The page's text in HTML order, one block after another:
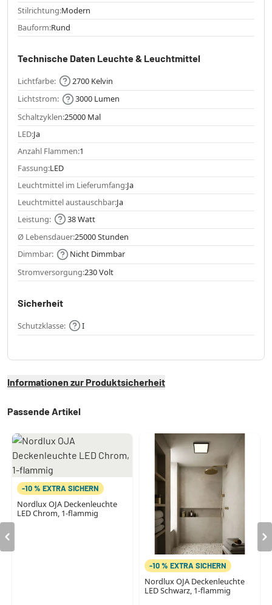
Stilrichtung:Modern
Bauform:Rund
Technische Daten Leuchte & Leuchtmittel
Lichtfarbe:
2700 Kelvin
Lichtstrom:
3000 Lumen
Schaltzyklen:25000 Mal
LED:Ja
Anzahl Flammen:1
Fassung:LED
Leuchtmittel im Lieferumfang:Ja
Leuchtmittel austauschbar:Ja
Leistung:
38 Watt
Ø Lebensdauer:25000 Stunden
Dimmbar:
Nicht Dimmbar
Stromversorgung:230 Volt
Sicherheit
Schutzklasse: I
Informationen zur Produktsicherheit
Passende Artikel
-10 % EXTRA SICHERN
Nordlux OJA Deckenleuchte
LED Chrom, 1-flammig
-10 % EXTRA SICHERN
Nordlux OJA Deckenleuchte
LED Schwarz, 1-flammig